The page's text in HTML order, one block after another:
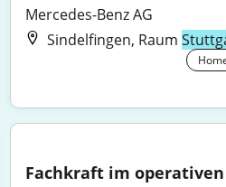
Mercedes-Benz AG
Sindelfingen, Raum
Fachkraft im operativen